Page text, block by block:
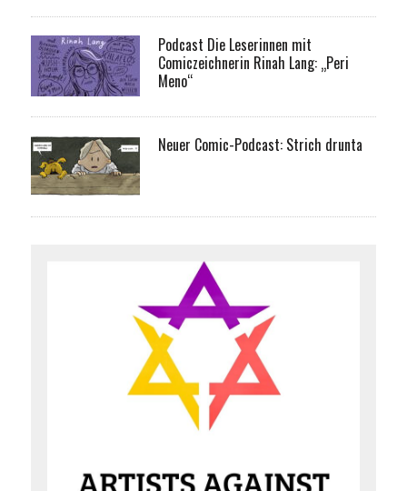
Podcast Die Leserinnen mit
Comiczeichnerin Rinah Lang: „Peri
Meno“
Neuer Comic-Podcast: Strich drunta